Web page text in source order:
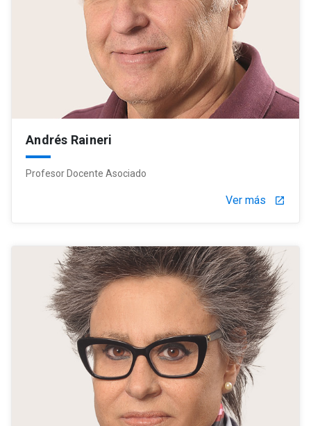
Andrés Raineri
Profesor Docente Asociado
Ver más launch